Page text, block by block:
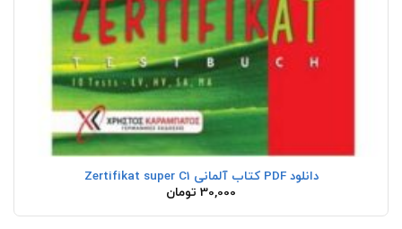
دانلود PDF کتاب آلمانی Zertifikat super C1
30,000 تومان